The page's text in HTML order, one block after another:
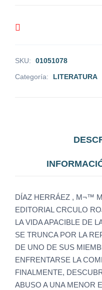
SKU:
01051078
Categoría:
LITERATURA
DÍAZ HERRÁEZ , M¬™
EDITORIAL CRCULO
LA VIDA APACIBLE DE
SE TRUNCA POR LA
DE UNO DE SUS
ENFRENTARSE LA
FINALMENTE,
ABUSO A UNA MENOR